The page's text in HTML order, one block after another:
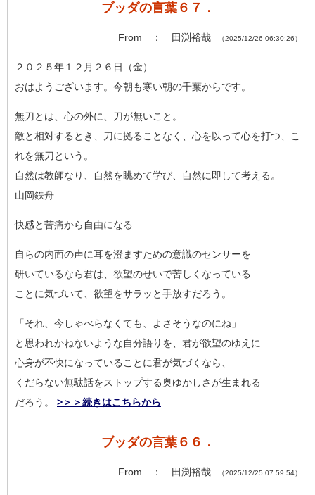
ブッダの言葉６７．
From ： 田渕裕哉 （2025/12/26 06:30:26）
２０２５年１２月２６日（金）
おはようございます。今朝も寒い朝の千葉からです。
無刀とは、心の外に、刀が無いこと。
敵と相対するとき、刀に拠ることなく、心を以って心を打つ、こ
れを無刀という。
自然は教師なり、自然を眺めて学び、自然に即して考える。
山岡鉄舟
快感と苦痛から自由になる
自らの内面の声に耳を澄ますための意識のセンサーを
研いているなら君は、欲望のせいで苦しくなっている
ことに気づいて、欲望をサラッと手放すだろう。
「それ、今しゃべらなくても、よさそうなのにね」
と思われかねないような自分語りを、君が欲望のゆえに
心身が不快になっていることに君が気づくなら、
くだらない無駄話をストップする奥ゆかしさが生まれる
だろう。 >＞＞続きはこちらから
ブッダの言葉６６．
From ： 田渕裕哉 （2025/12/25 07:59:54）